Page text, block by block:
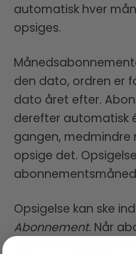
automatisk hver
opsiges.
den dato, ordren er
dato året efter.
derefter automatisk
gangen,
opsige det.
Opsigelse kan ske
Abonnement. Når